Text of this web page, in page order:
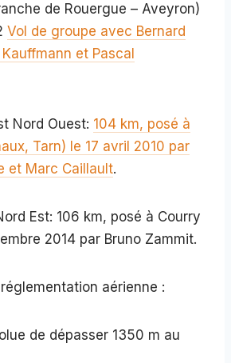
de Rouergue – Aveyron)
Vol de groupe avec Bernard
et Pascal
Nord Ouest: 104 km, posé à
Tarn) le 17 avril 2010 par
et Marc Caillault.
Est: 106 km, posé à Courry
2014 par Bruno Zammit.
aérienne :
de dépasser 1350 m au